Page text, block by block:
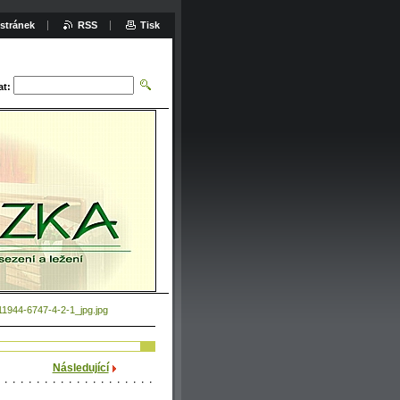
6747-4-2-1_jpg.jpg
Následující
RSS Tisk